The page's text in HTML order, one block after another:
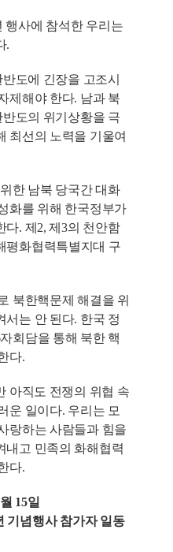
행사에 참석한 우리는
.
도에 긴장을 고조시
제해야 한다. 남과 북
도의 위기상황을 극
최선의 노력을 기울여
한 남북 당국간 대화
화를 위해 한국정부가
다. 제2, 제3의 천안함
평화협력특별지대 구
북한핵문제 해결을 위
서는 안 된다. 한국 정
회담을 통해 북한 핵
다.
아직도 전쟁의 위협 속
운 일이다. 우리는 모
랑하는 사람들과 힘을
내고 민족의 화해협력
다.
15일
기념행사 참가자 일동